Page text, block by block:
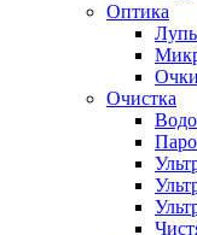
Оптика
Очистка